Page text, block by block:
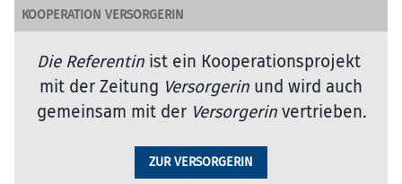
KOOPERATION VERSORGERIN
Die Referentin ist ein Kooperationsprojekt
mit der Zeitung Versorgerin und wird auch
gemeinsam mit der Versorgerinvertrieben.
ZUR VERSORGERIN